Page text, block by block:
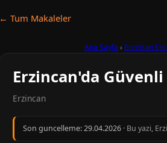
← Tum Makaleler
Ana Sayfa › Erzincan
Erzincan'da
Erzincan
Son guncelleme:29.04.2026 · Bu yazi,